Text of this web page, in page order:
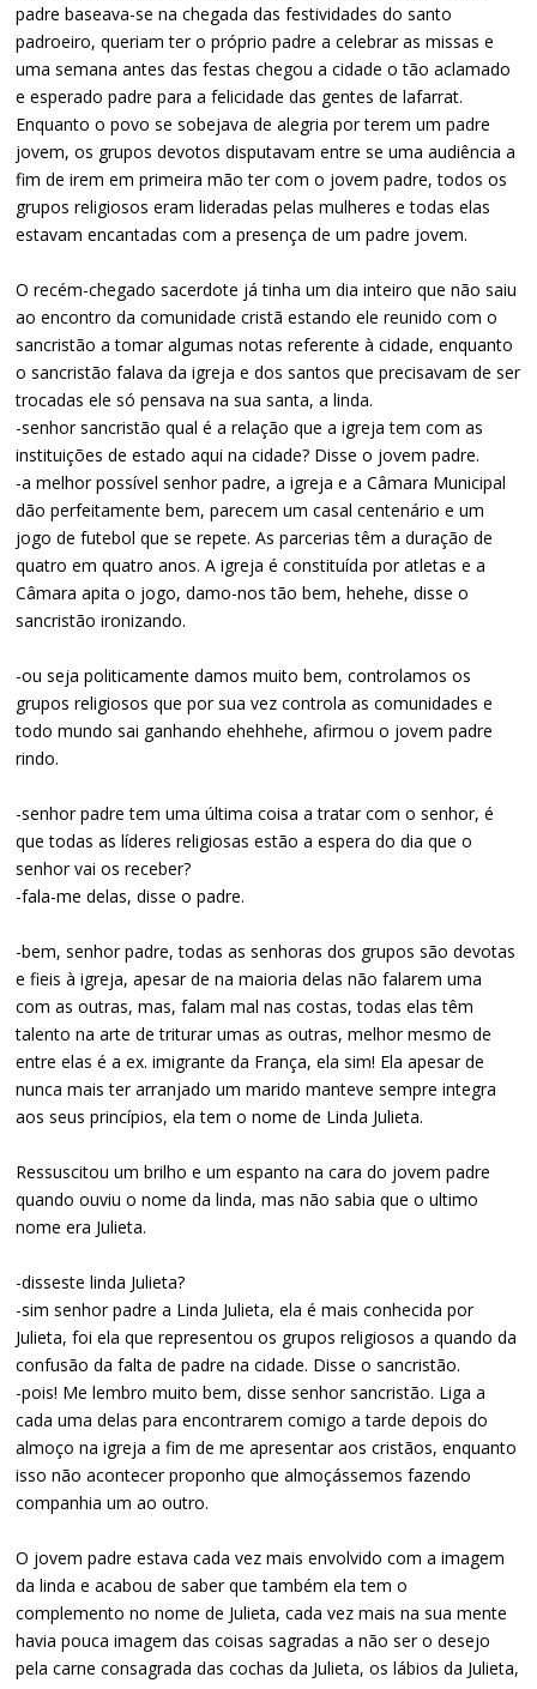
padre baseava-se na chegada das festividades do santo
padroeiro, queriam ter o próprio padre a celebrar as missas e
uma semana antes das festas chegou a cidade o tão aclamado
e esperado padre para a felicidade das gentes de lafarrat.
Enquanto o povo se sobejava de alegria por terem um padre
jovem, os grupos devotos disputavam entre se uma audiência a
fim de irem em primeira mão ter com o jovem padre, todos os
grupos religiosos eram lideradas pelas mulheres e todas elas
estavam encantadas com a presença de um padre jovem.
O recém-chegado sacerdote já tinha um dia inteiro que não saiu
ao encontro da comunidade cristã estando ele reunido com o
sancristão a tomar algumas notas referente à cidade, enquanto
o sancristão falava da igreja e dos santos que precisavam de ser
trocadas ele só pensava na sua santa, a linda.
-senhor sancristão qual é a relação que a igreja tem com as
instituições de estado aqui na cidade? Disse o jovem padre.
-a melhor possível senhor padre, a igreja e a Câmara Municipal
dão perfeitamente bem, parecem um casal centenário e um
jogo de futebol que se repete. As parcerias têm a duração de
quatro em quatro anos. A igreja é constituída por atletas e a
Câmara apita o jogo, damo-nos tão bem, hehehe, disse o
sancristão ironizando.
-ou seja politicamente damos muito bem, controlamos os
grupos religiosos que por sua vez controla as comunidades e
todo mundo sai ganhando ehehhehe, afirmou o jovem padre
rindo.
-senhor padre tem uma última coisa a tratar com o senhor, é
que todas as líderes religiosas estão a espera do dia que o
senhor vai os receber?
-fala-me delas, disse o padre.
-bem, senhor padre, todas as senhoras dos grupos são devotas
e fieis à igreja, apesar de na maioria delas não falarem uma
com as outras, mas, falam mal nas costas, todas elas têm
talento na arte de triturar umas as outras, melhor mesmo de
entre elas é a ex. imigrante da França, ela sim! Ela apesar de
nunca mais ter arranjado um marido manteve sempre integra
aos seus princípios, ela tem o nome de Linda Julieta.
Ressuscitou um brilho e um espanto na cara do jovem padre
quando ouviu o nome da linda, mas não sabia que o ultimo
nome era Julieta.
-disseste linda Julieta?
-sim senhor padre a Linda Julieta, ela é mais conhecida por
Julieta, foi ela que representou os grupos religiosos a quando da
confusão da falta de padre na cidade. Disse o sancristão.
-pois! Me lembro muito bem, disse senhor sancristão. Liga a
cada uma delas para encontrarem comigo a tarde depois do
almoço na igreja a fim de me apresentar aos cristãos, enquanto
isso não acontecer proponho que almoçássemos fazendo
companhia um ao outro.
O jovem padre estava cada vez mais envolvido com a imagem
da linda e acabou de saber que também ela tem o
complemento no nome de Julieta, cada vez mais na sua mente
havia pouca imagem das coisas sagradas a não ser o desejo
pela carne consagrada das cochas da Julieta, os lábios da Julieta,